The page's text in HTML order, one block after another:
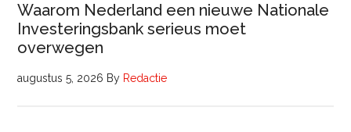
Waarom Nederland een nieuwe Nationale
Investeringsbank serieus moet
overwegen
augustus 5, 2026 By Redactie